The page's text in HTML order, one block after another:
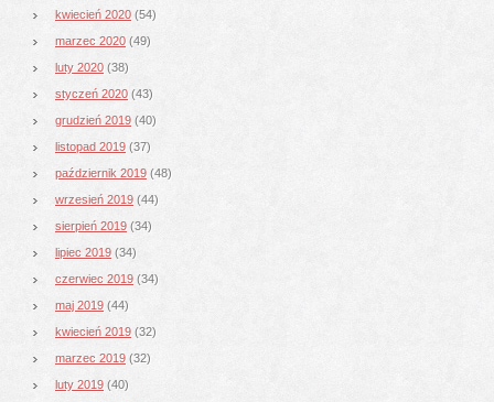
kwiecień 2020 (54)
marzec 2020 (49)
luty 2020 (38)
styczeń 2020 (43)
grudzień 2019 (40)
listopad 2019 (37)
październik 2019 (48)
wrzesień 2019 (44)
sierpień 2019 (34)
lipiec 2019 (34)
czerwiec 2019 (34)
maj 2019 (44)
kwiecień 2019 (32)
marzec 2019 (32)
luty 2019 (40)